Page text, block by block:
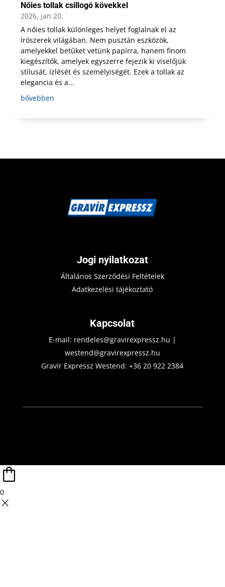
Nőies tollak csillogó kövekkel
2026, jan 20.
A nőies tollak különleges helyet foglalnak el az
írószerek világában. Nem pusztán eszközök,
amelyekkel betűket vetünk papírra, hanem finom
kiegészítők, amelyek egyszerre fejezik ki viselőjük
stílusát, ízlését és személyiségét. Ezek a tollak az
elegancia és a...
bővebben
Jogi nyilatkozat
Általános Szerződési Feltételek
Adatkezelési tájékoztató
Kapcsolat
E-mail: rendeles@gravirexpressz.hu |
westend@gravirexpressz.hu
Gravír Expressz Westend:+36 20 922 2384
0